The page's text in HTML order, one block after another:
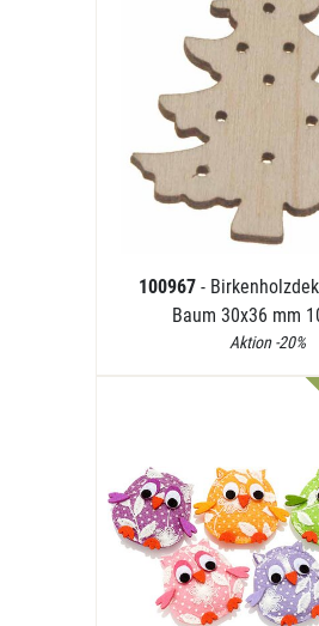
100967 -
Baum 30x36 mm
Aktion -20%